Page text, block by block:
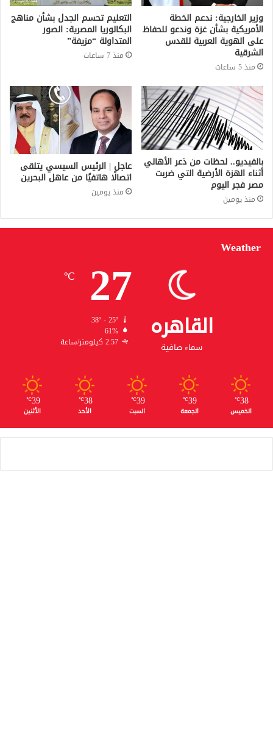
وزير الخارجية: ندعم الخطة
الأمريكية بشأن غزة وندعو للحفاظ
على الهوية العربية للقدس
الشرقية
منذ 5 ساعات
التعليم تحسم الجدل بشأن مناهج
البكالوريا المصرية: الصور
المتداولة “مزيفة”
منذ 7 ساعات
بالفيديو.. لحظات من ذعر الأهالي
أثناء الهزة الأرضية التي ضربت
مصر فجر اليوم
منذ يومين
عاجل | الرئيس السيسي يتلقى
اتصالًا هاتفيًا من عاهل البحرين
منذ يومين
Weather
القاهره
سماء صافية
27
℃
38º - 25º
61%
2.57 كيلومتر/ساعة
38
℃
الخميس
39
℃
الجمعة
39
℃
السبت
38
℃
الأحد
39
℃
الأثنين